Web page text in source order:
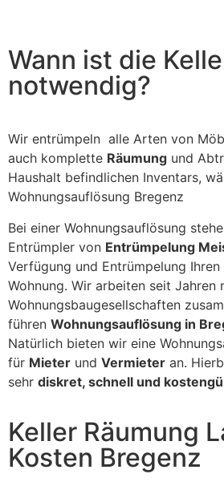
blank
Wann ist die
notwendig?
Wir entrümpeln alle Arten von
auch komplette Räumung und
Haushalt befindlichen Inventars,
Wohnungsauflösung Bregenz
Bei einer Wohnungsauflösung
Entrümpler von Entrümpelung
Verfügung und Entrümpelung
Wohnung. Wir arbeiten seit Jahren
Wohnungsbaugesellschaften
führen Wohnungsauflösung in
Natürlich bieten wir eine
für Mieter und Vermieter an.
sehr diskret, schnell und
Keller Räumung
Kosten Bregenz